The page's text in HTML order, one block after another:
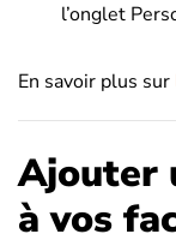
l’onglet
En savoir plus sur
Ajouter
à vos